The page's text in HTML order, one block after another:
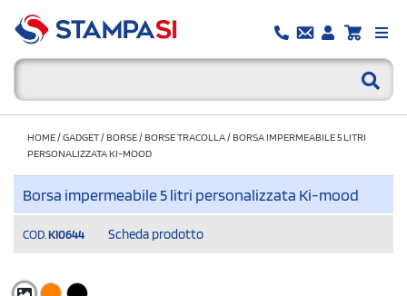
HOME/GADGET/BORSE/BORSE TRACOLLA/BORSA IMPERMEABILE 5 LITRI
PERSONALIZZATA KI-MOOD
Borsa impermeabile 5 litri personalizzata Ki-mood
COD. KI0644 Scheda prodotto